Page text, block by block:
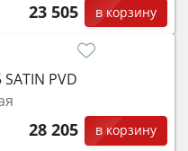
23 505 в корзину
SATIN PVD
28 205 в корзину